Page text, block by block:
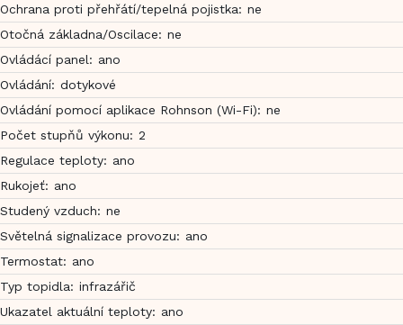
Ochrana proti přehřátí/tepelná pojistka: ne
Otočná základna/Oscilace: ne
Ovládácí panel: ano
Ovládání: dotykové
Ovládání pomocí aplikace Rohnson (Wi-Fi): ne
Počet stupňů výkonu: 2
Regulace teploty: ano
Rukojeť: ano
Studený vzduch: ne
Světelná signalizace provozu: ano
Termostat: ano
Typ topidla: infrazářič
Ukazatel aktuální teploty: ano